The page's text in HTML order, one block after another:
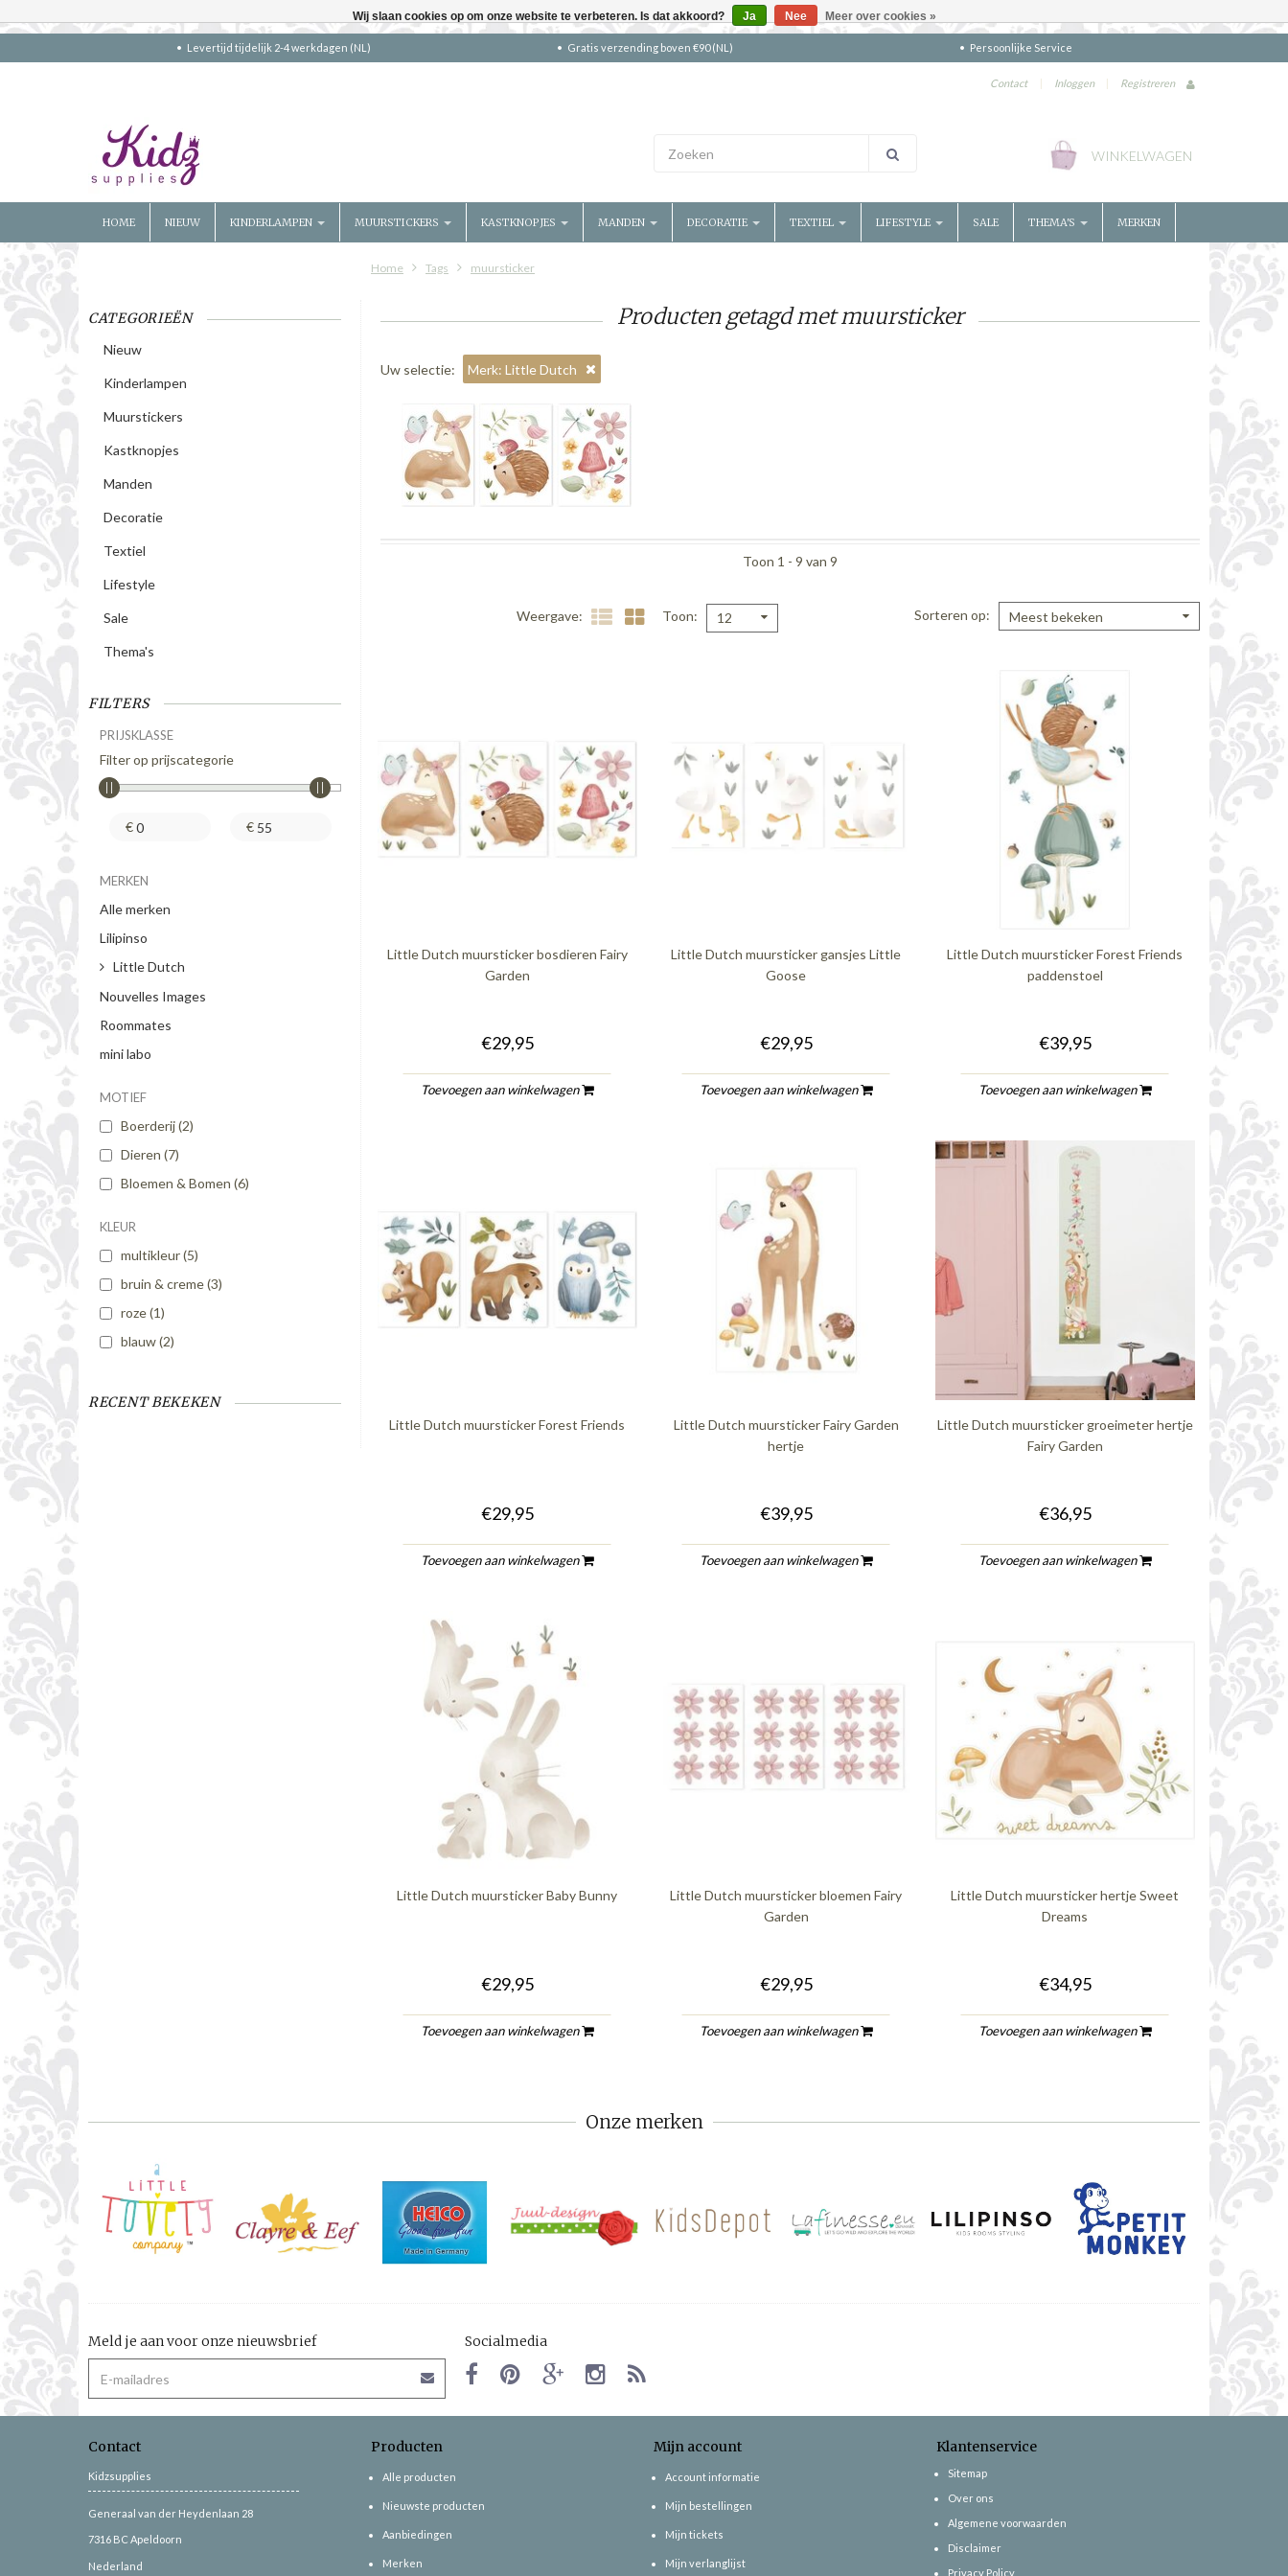
Levertijd tijdelijk 2-4 werkdagen (NL) Gratis verzending boven €90 (NL) Persoonlijke Service
Contact | Inloggen | Registreren
WINKELWAGEN
HOME NIEUW KINDERLAMPEN MUURSTICKERS KASTKNOPJES MANDEN DECORATIE TEXTIEL LIFESTYLE SALE THEMA'S MERKEN
Home Tags muursticker
CATEGORIEËN
Nieuw
Kinderlampen
Muurstickers
Kastknopjes
Manden
Decoratie
Textiel
Lifestyle
Sale
Thema's
FILTERS
PRIJSKLASSE
Filter op prijscategorie
€ €
MERKEN
Alle merken
Lilipinso
Little Dutch
Nouvelles Images
Roommates
mini labo
MOTIEF
Boerderij(2)
Dieren (7)
Bloemen & Bomen (6)
KLEUR
multikleur(5)
bruin & creme(3)
roze(1)
blauw(2)
RECENT BEKEKEN
Producten getagd met muursticker
Uw selectie: Merk: Little Dutch
Toon 1 - 9 van 9
Weergave Toon 12 Sorteren op Meest bekeken
Little Dutch muursticker bosdieren Fairy
Garden
€29,95
Toevoegen aan winkelwagen
Little Dutch muursticker gansjes Little
Goose
€29,95
Toevoegen aan winkelwagen
Little Dutch muursticker Forest Friends
paddenstoel
€39,95
Toevoegen aan winkelwagen
Little Dutch muursticker Forest Friends
€29,95
Toevoegen aan winkelwagen
Little Dutch muursticker Fairy Garden
hertje
€39,95
Toevoegen aan winkelwagen
Little Dutch muursticker groeimeter hertje
Fairy Garden
€36,95
Toevoegen aan winkelwagen
Little Dutch muursticker Baby Bunny
€29,95
Toevoegen aan winkelwagen
Little Dutch muursticker bloemen Fairy
Garden
€29,95
Toevoegen aan winkelwagen
Little Dutch muursticker hertje Sweet
Dreams
€34,95
Toevoegen aan winkelwagen
Onze merken
Meld je aan voor onze nieuwsbrief Socialmedia
Contact
Kidzsupplies
Generaal van der Heydenlaan 28
7316 BC Apeldoorn
Nederland
Producten
Alle producten
Nieuwste producten
Aanbiedingen
Merken
Mijn account
Account informatie
Mijn bestellingen
Mijn tickets
Mijn verlanglijst
Klantenservice
Sitemap
Over ons
Algemene voorwaarden
Disclaimer
Privacy Policy
Wij slaan cookies op om onze website te verbeteren. Is dat akkoord? Ja Nee Meer over cookies »